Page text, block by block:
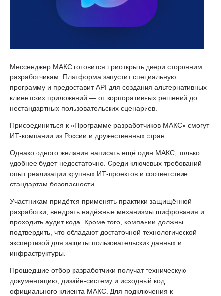
Мессенджер МАКС готовится приоткрыть двери сторонним
разработчикам. Платформа запустит специальную
программу и предоставит API для создания альтернативных
клиентских приложений — от корпоративных решений до
нестандартных пользовательских сценариев.
Присоединиться к «Программе разработчиков МАКС» смогут
ИТ-компании из России и дружественных стран.
Однако одного желания написать ещё один МАКС, только
удобнее будет недостаточно. Среди ключевых требований —
опыт реализации крупных ИТ-проектов и соответствие
стандартам безопасности.
Участникам придётся применять практики защищённой
разработки, внедрять надёжные механизмы шифрования и
проходить аудит кода. Кроме того, компании должны
подтвердить, что обладают достаточной технологической
экспертизой для защиты пользовательских данных и
инфраструктуры.
Прошедшие отбор разработчики получат техническую
документацию, дизайн-систему и исходный код
официального клиента МАКС. Для подключения к